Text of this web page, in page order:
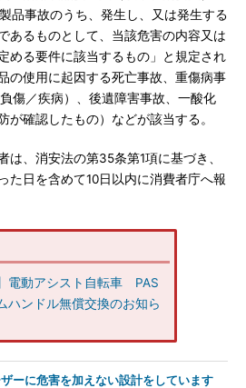
品事故のうち、発生し、又は発生する
あるものとして、当該危害の内容又は
める要件に該当するもの」と規定され
の使用に起因する死亡事故、重傷病事
傷／疾病）、後遺障害事故、一酸化
が確認したもの）などが該当する。
、消安法の第35条第1項に基づき、
た日を含めて10日以内に消費者庁へ報
電動アシスト自転車 PAS
ンドル無償交換のお知ら
ーに危害を加えない設計をしています